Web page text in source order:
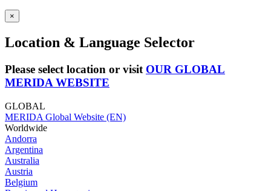
×
Location & Language Selector
Please select location or visit OUR GLOBAL
MERIDA WEBSITE
GLOBAL
MERIDA Global Website (EN)
Worldwide
Andorra
Argentina
Australia
Austria
Belgium